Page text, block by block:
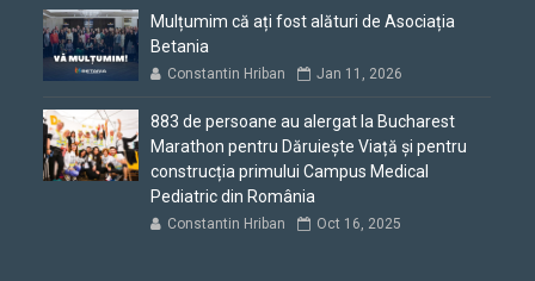
Mulțumim că ați fost alături de Asociația
Betania
Constantin Hriban Jan 11, 2026
883 de persoane au alergat la Bucharest
Marathon pentru Dăruiește Viață și pentru
construcția primului Campus Medical
Pediatric din România
Constantin Hriban Oct 16, 2025